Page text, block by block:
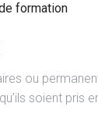
formation
ou
soient pris